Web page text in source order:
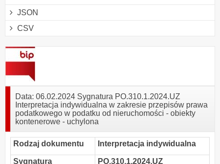
JSON
CSV
Data: 06.02.2024 Sygnatura PO.310.1.2024.UZ
Interpretacja indywidualna w zakresie przepisów prawa
podatkowego w podatku od nieruchomości - obiekty
kontenerowe - uchylona
Rodzaj dokumentu Interpretacja indywidualna
Sygnatura PO.310.1.2024.UZ